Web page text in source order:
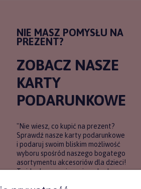
NIE MASZ POMYSŁU NA
PREZENT?
ZOBACZ NASZE
KARTY
PODARUNKOWE
"Nie wiesz, co kupić na prezent?
Sprawdź nasze karty podarunkowe
i podaruj swoim bliskim możliwość
wyboru spośród naszego bogatego
asortymentu akcesoriów dla dzieci!
To idealne rozwiązanie, gdy chcesz